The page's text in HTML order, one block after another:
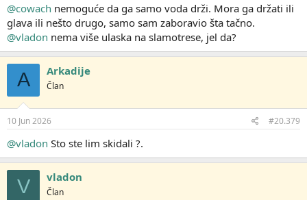
:
@cowach nemoguće da ga samo voda drži. Mora ga držati ili
glava ili nešto drugo, samo sam zaboravio šta tačno.
@vladon nema više ulaska na slamotrese, jel da?
A Arkadije
Član
10 Jun 2026 #20.379
@vladon Sto ste lim skidali ?.
V vladon
Član